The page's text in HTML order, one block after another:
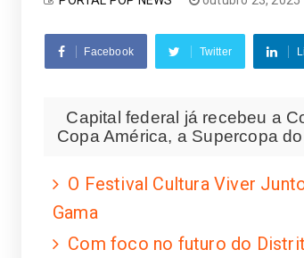
Facebook Twitter
Capital federal já recebeu a
Copa América, a Supercopa
O Festival Cultura Viver
Gama
Com foco no futuro do